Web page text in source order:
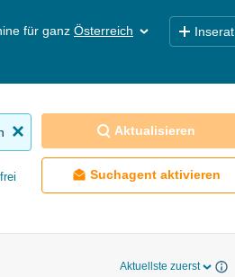
für ganz Österreich Inserat
Aktualisieren
Suchagent aktivieren
Aktuellste zuerst